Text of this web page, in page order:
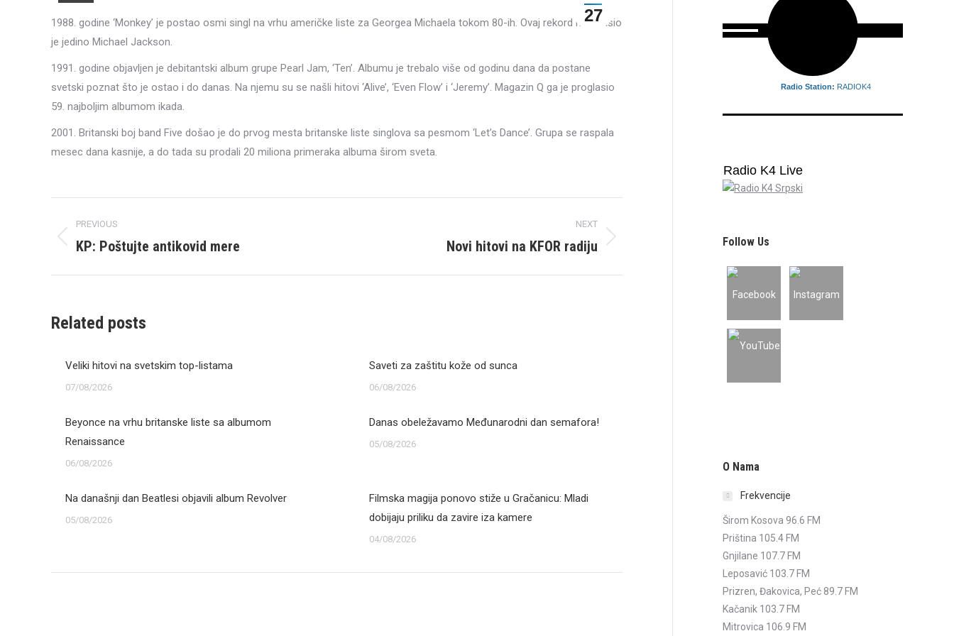
27
1988. godine ‘Monkey’ je postao osmi singl na vrhu američke liste za Georgea Michaela tokom 80-ih. Ovaj rekord nadmašio
je jedino Michael Jackson.
1991. godine objavljen je debitantski album grupe Pearl Jam, ‘Ten’. Albumu je trebalo više od godinu dana da postane
svetski poznat što je ostao i do danas. Na njemu su se našli hitovi ‘Alive’, ‘Even Flow’ i ‘Jeremy’. Magazin Q ga je proglasio
59. najboljim albumom ikada.
2001. Britanski boj band Five došao je do prvog mesta britanske liste singlova sa pesmom ‘Let’s Dance’. Grupa se raspala
mesec dana kasnije, a do tada su prodali 20 miliona primeraka albuma širom sveta.
navigation
PREVIOUS
Previous
KP: Poštujte antikovid mere
NEXT
Novi hitovi na KFOR radiju
Related posts
Veliki hitovi na svetskim top-listama
07/08/2026
Saveti za zaštitu kože od sunca
06/08/2026
Beyonce na vrhu britanske liste sa albumom
Renaissance
06/08/2026
Danas obeležavamo Međunarodni dan semafora!
05/08/2026
Na današnji dan Beatlesi objavili album Revolver
05/08/2026
Filmska magija ponovo stiže u Gračanicu: Mladi
dobijaju priliku da zavire iza kamere
04/08/2026
Radio Station: RADIOK4
Radio K4 Live
Follow Us
O Nama
Frekvencije
Širom Kosova 96.6 FM
Priština 105.4 FM
Gnjilane 107.7 FM
Leposavić 103.7 FM
Prizren, Đakovica, Peć 89.7 FM
Kačanik 103.7 FM
Mitrovica 106.9 FM